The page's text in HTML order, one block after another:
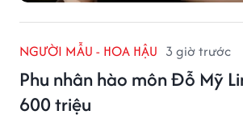
NGƯỜI MẪU - HOA HẬU 3 giờ trước
Phu nhân hào môn Đỗ Mỹ
600 triệu